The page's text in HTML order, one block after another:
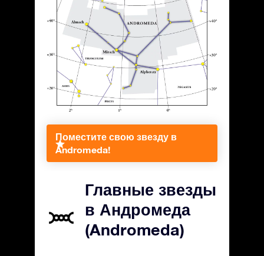
Поместите свою звезду в
Andromeda!
Главные звезды
в Андромеда
(Andromeda)